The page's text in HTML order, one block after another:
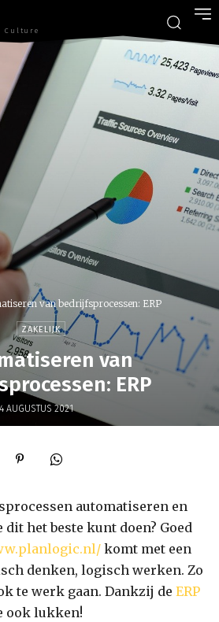
Culture
van bedrijfsprocessen: ERP
ZAKELIJK
van
ERP
4 AUGUSTUS 2021
automatiseren en
dit het beste kunt doen? Goed
komt met een
denken, logisch werken. Zo
te werk gaan. Dankzij de ERP
ook lukken!